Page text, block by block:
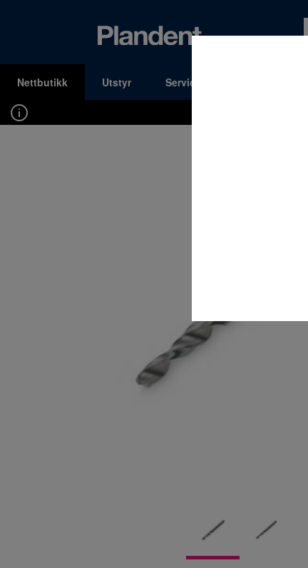
Nettbutikk Utstyr Service og Support
Du må være innlogget